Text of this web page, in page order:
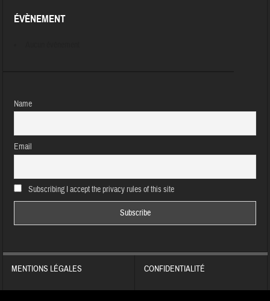
ÉVÈNEMENT
Name
Email
Subscribing I accept the privacy rules of this site
MENTIONS LÉGALES CONFIDENTIALITÉ